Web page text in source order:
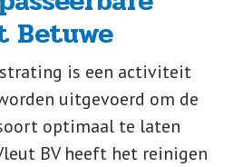
Betuwe
is een activiteit
uitgevoerd om de
optimaal te laten
BV heeft het reinigen